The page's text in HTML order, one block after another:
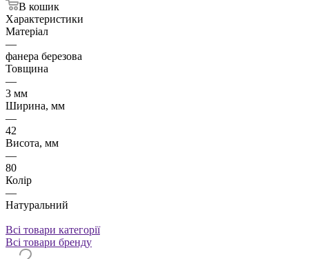
В кошик
Характеристики
Матеріал
—
фанера березова
Товщина
—
3 мм
Ширина, мм
—
42
Висота, мм
—
80
Колір
—
Натуральний
Всі товари категорії
Всі товари бренду